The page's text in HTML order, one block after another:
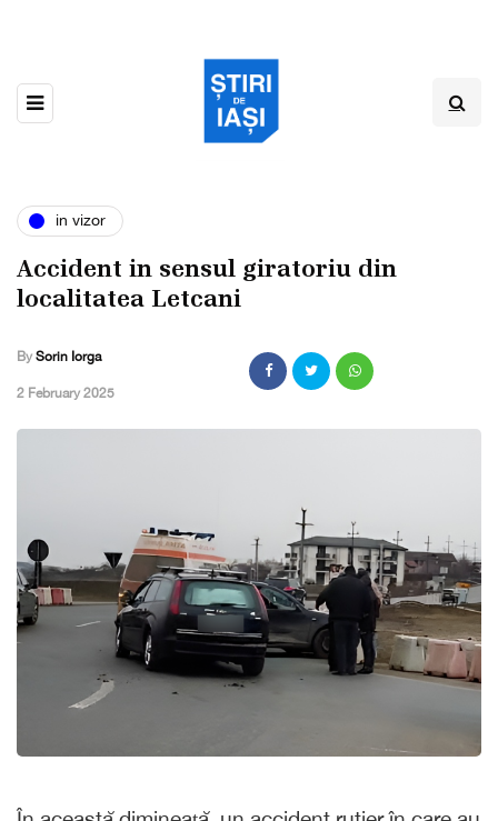
in vizor
Accident in sensul giratoriu din
localitatea Letcani
By Sorin Iorga
,2 February 2025